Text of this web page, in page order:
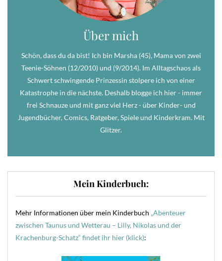
Über mich
Schön, dass du da bist! Ich bin Marsha (45), Mama von zwei
Teenie-Söhnen (12/2010) und (9/2014). Im Alltagschaos als
Schwert schwingende Prinzessin stolpere ich von einer
Katastrophe in die nächste. Deshalb blogge ich hier - immer
frei Schnauze und mit ganz viel Herz - über Kinder- und
Jugendbücher, Comics, Ratgeber, Spiele und Kinderkram. Mit
Glitzer.
Mein Kinderbuch:
Mehr Informationen über mein Kinderbuch „Abenteuer
zwischen Taunus und Wetterau – Lilly, Nikolas und der
Krachenburg-Schatz“ findet ihr hier (klick):